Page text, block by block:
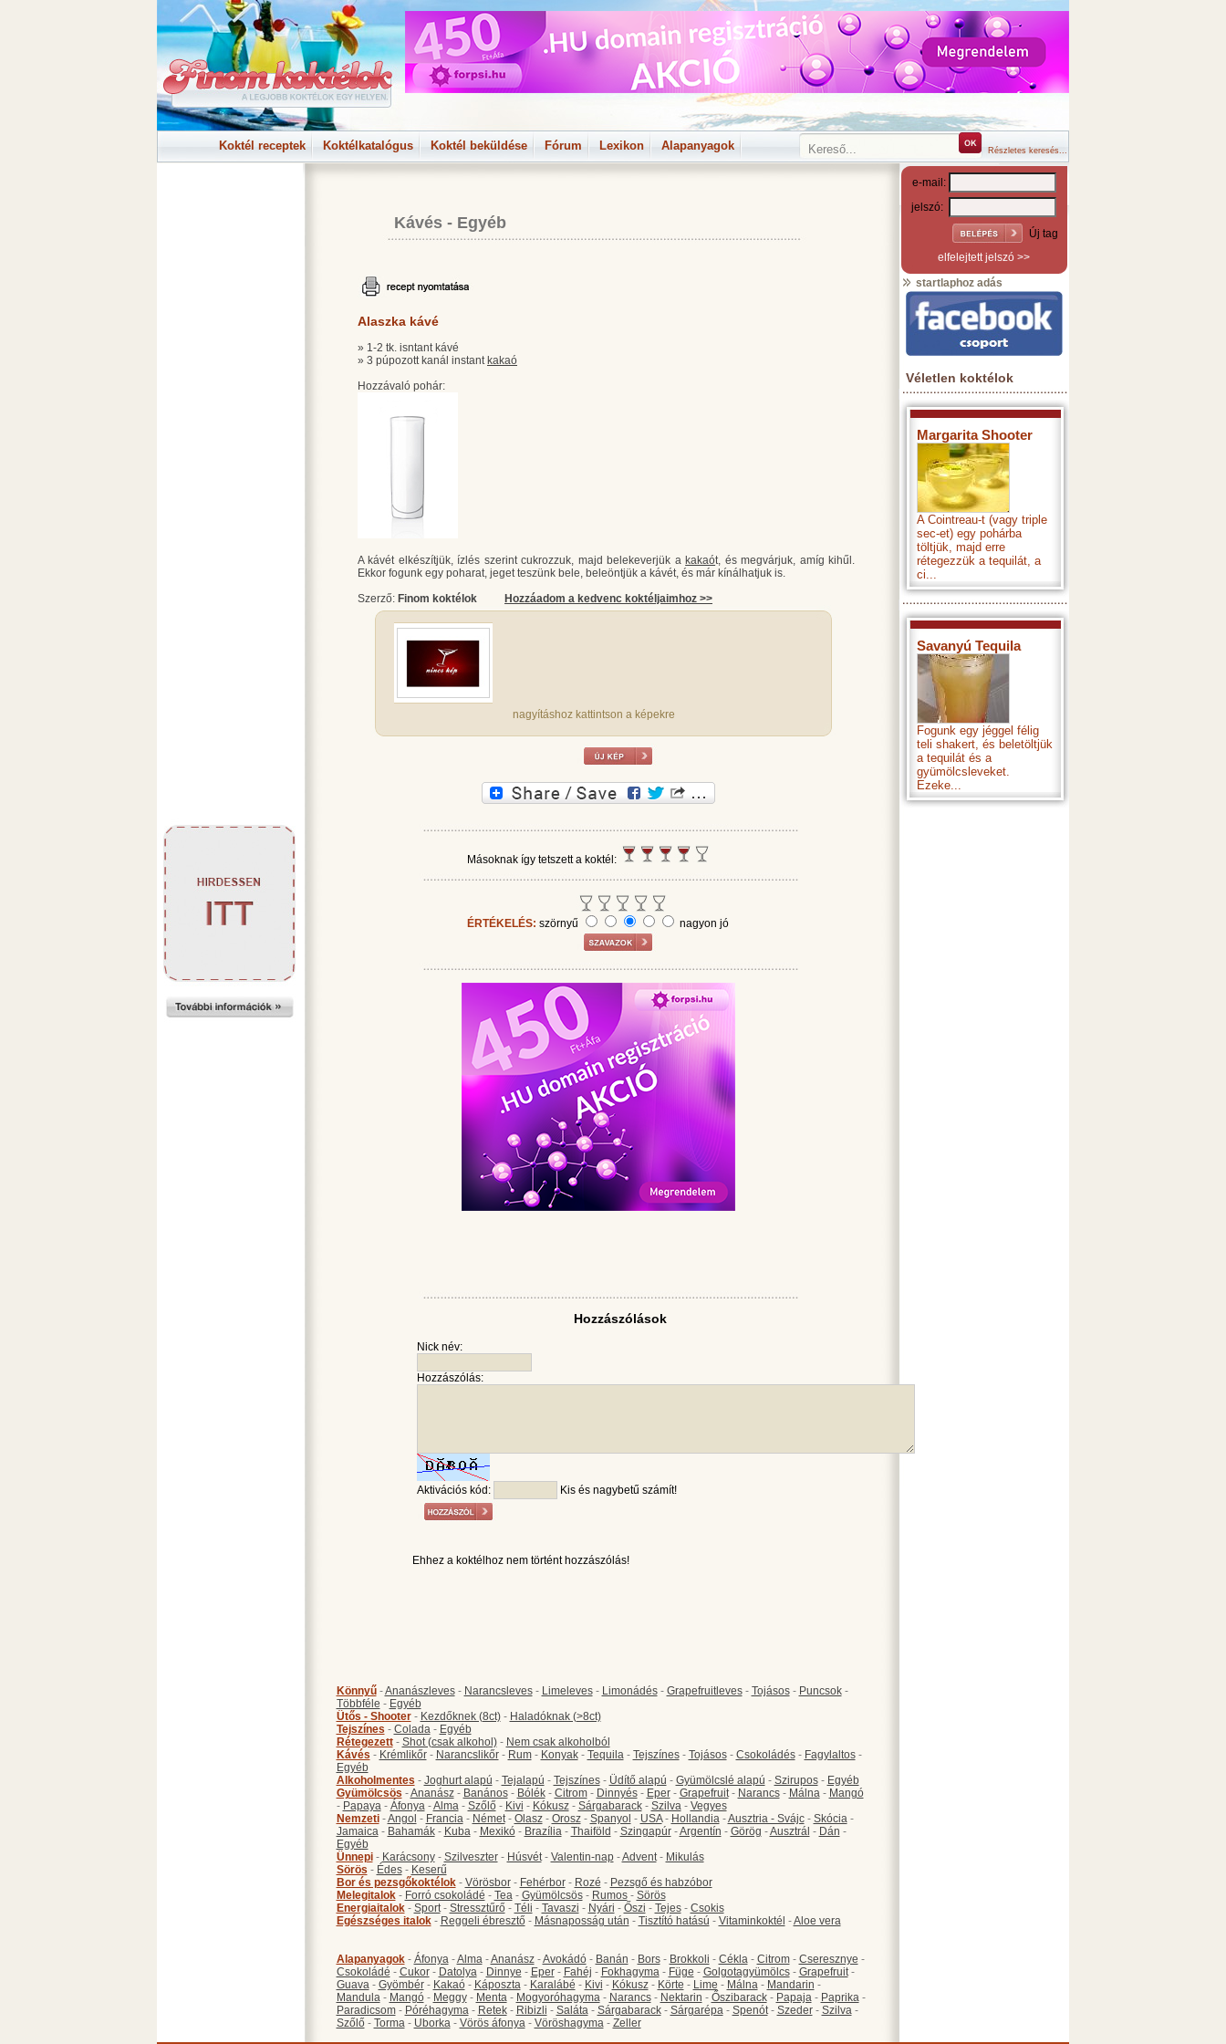
Koktél receptek Koktélkatalógus Koktél beküldése Fórum Lexikon Alapanyagok Részletes keresés...
Kávés - Egyéb
Alaszka kávé
» 1-2 tk. isntant kávé
» 3 púpozott kanál instant kakaó
Hozzávaló pohár:
A kávét elkészítjük, ízlés szerint cukrozzuk, majd belekeverjük a kakaót, és megvárjuk, amíg kihűl.
Ekkor fogunk egy poharat, jeget teszünk bele, beleöntjük a kávét, és már kínálhatjuk is.
Szerző: Finom koktélok Hozzáadom a kedvenc koktéljaimhoz >>
nagyításhoz kattintson a képekre
Másoknak így tetszett a koktél:
ÉRTÉKELÉS: szörnyű nagyon jó
Hozzászólások
Nick név:
Hozzászólás:
Aktivációs kód: Kis és nagybetű számít!
Ehhez a koktélhoz nem történt hozzászólás!
Könnyű-Ananászleves- Narancsleves- Limeleves- Limonádés- Grapefruitleves- Tojásos- Puncsok-
Többféle - Egyéb
Ütős - Shooter- Kezdőknek (8ct)- Haladóknak (>8ct)
Tejszínes - Colada- Egyéb
Rétegezett- Shot (csak alkohol)- Nem csak alkoholból
Kávés - Krémlikőr- Narancslikőr- Rum- Konyak- Tequila- Tejszínes- Tojásos- Csokoládés- Fagylaltos-
Egyéb
Alkoholmentes - Joghurt alapú - Tejalapú - Tejszínes- Üdítő alapú - Gyümölcslé alapú - Szirupos- Egyéb
Gyümölcsös -Ananász- Banános- Bólék- Citrom- Dinnyés- Eper- Grapefruit- Narancs- Málna- Mangó
- Papaya- Áfonya-Alma- Szőlő- Kivi - Kókusz- Sárgabarack- Szilva- Vegyes
Nemzeti-Angol - Francia- Német- Olasz- Orosz- Spanyol - USA- Hollandia-Ausztria - Svájc- Skócia-
Jamaica- Bahamák- Kuba- Mexikó- Brazília- Thaiföld - Szingapúr-Argentín - Görög -Ausztrál - Dán -
Egyéb
Ünnepi- Karácsony- Szilveszter- Húsvét- Valentin-nap-Advent- Mikulás
Sörös - Édes- Keserű
Bor és pezsgőkoktélok- Vörösbor- Fehérbor- Rozé - Pezsgő és habzóbor
Melegitalok- Forró csokoládé - Tea- Gyümölcsös- Rumos- Sörös
Energiaitalok- Sport- Stressztűrő- Téli - Tavaszi - Nyári - Őszi - Tejes- Csokis
Egészséges italok- Reggeli ébresztő- Másnaposság után - Tisztító hatású - Vitaminkoktél -Aloe vera
Alapanyagok- Áfonya-Alma-Ananász-Avokádó- Banán - Bors- Brokkoli - Cékla- Citrom- Cseresznye -
Csokoládé - Cukor- Datolya- Dinnye - Eper- Fahéj - Fokhagyma- Füge - Golgotagyümölcs- Grapefruit-
Guava- Gyömbér- Kakaó- Káposzta- Karalábé - Kivi - Kókusz- Körte - Lime - Málna- Mandarin -
Mandula- Mangó- Meggy- Menta- Mogyoróhagyma- Narancs- Nektarin - Őszibarack- Papaja- Paprika-
Paradicsom- Póréhagyma- Retek- Ribizli - Saláta- Sárgabarack- Sárgarépa- Spenót- Szeder- Szilva-
Szőlő- Torma- Uborka- Vörös áfonya- Vöröshagyma- Zeller
e-mail:
jelszó:
Új tag
elfelejtett jelszó >>
startlaphoz adás
Véletlen koktélok
Margarita Shooter
A Cointreau-t (vagy triple
sec-et) egy pohárba
töltjük, majd erre
rétegezzük a tequilát, a
ci...
Savanyú Tequila
Fogunk egy jéggel félig
teli shakert, és beletöltjük
a tequilát és a
gyümölcsleveket.
Ezeke...